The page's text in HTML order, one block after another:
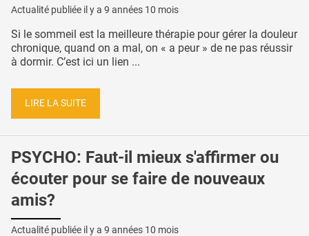
Actualité publiée il y a 9 années 10 mois
Si le sommeil est la meilleure thérapie pour gérer la douleur
chronique, quand on a mal, on « a peur » de ne pas réussir
à dormir. C’est ici un lien ...
LIRE LA SUITE
PSYCHO: Faut-il mieux s'affirmer ou
écouter pour se faire de nouveaux
amis?
Actualité publiée il y a 9 années 10 mois